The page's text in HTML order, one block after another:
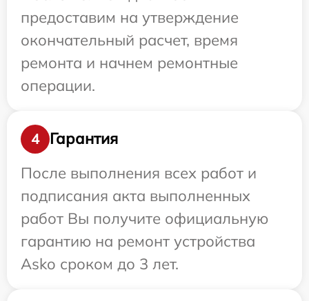
предоставим на утверждение
окончательный расчет, время
ремонта и начнем ремонтные
операции.
4
Гарантия
После выполнения всех работ и
подписания акта выполненных
работ Вы получите официальную
гарантию на ремонт устройства
Asko сроком до 3 лет.